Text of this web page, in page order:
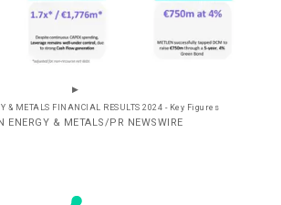
& METALS FINANCIAL RESULTS 2024 - Key Figures
ENERGY & METALS/PR NEWSWIRE